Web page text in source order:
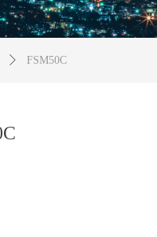
ꄲ FSM50C